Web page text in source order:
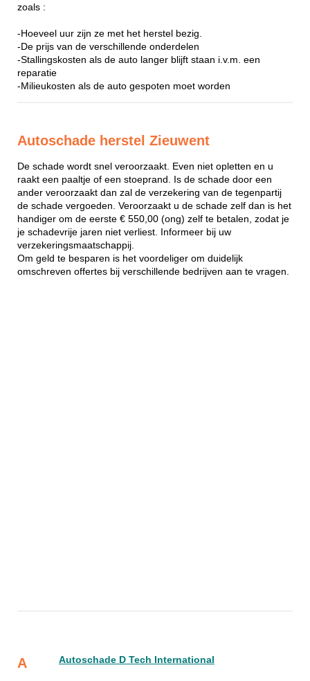
zoals :
-Hoeveel uur zijn ze met het herstel bezig.
-De prijs van de verschillende onderdelen
-Stallingskosten als de auto langer blijft staan i.v.m. een
reparatie
-Milieukosten als de auto gespoten moet worden
Autoschade herstel Zieuwent
De schade wordt snel veroorzaakt. Even niet opletten en u
raakt een paaltje of een stoeprand. Is de schade door een
ander veroorzaakt dan zal de verzekering van de tegenpartij
de schade vergoeden. Veroorzaakt u de schade zelf dan is het
handiger om de eerste € 550,00 (ong) zelf te betalen, zodat je
je schadevrije jaren niet verliest. Informeer bij uw
verzekeringsmaatschappij.
Om geld te besparen is het voordeliger om duidelijk
omschreven offertes bij verschillende bedrijven aan te vragen.
A Autoschade D Tech International